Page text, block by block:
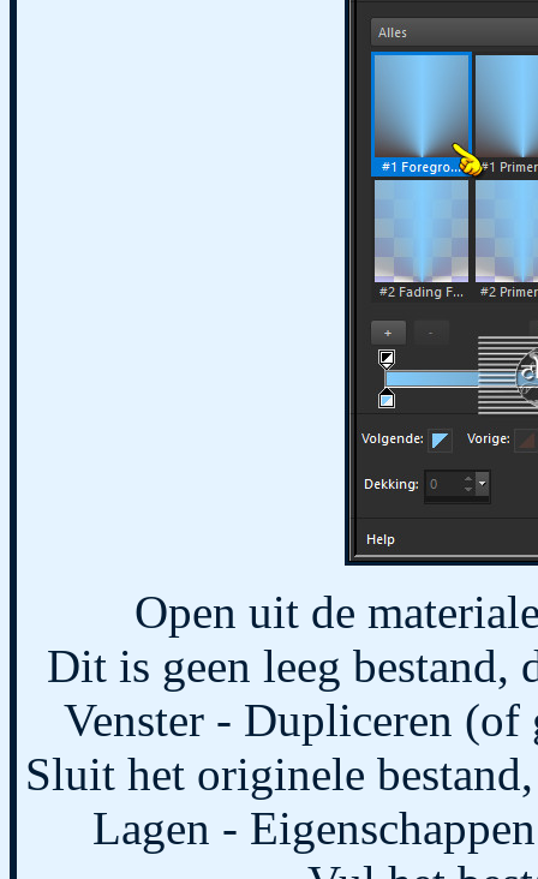
Open uit de
Dit is geen leeg bestand,
Venster - Dupliceren
Sluit het originele
Lagen -